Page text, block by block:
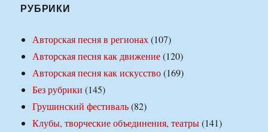
РУБРИКИ
Авторская песня в регионах(107)
Авторская песня как движение(120)
Авторская песня как искусство(169)
Без рубрики (145)
Грушинский фестиваль(82)
Клубы, творческие объединения, театры(141)